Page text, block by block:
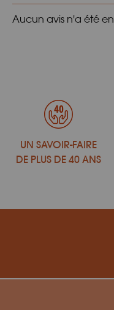
Aucun avis n'a été
UN SAVOIR-FAIRE
DE PLUS DE 40 ANS